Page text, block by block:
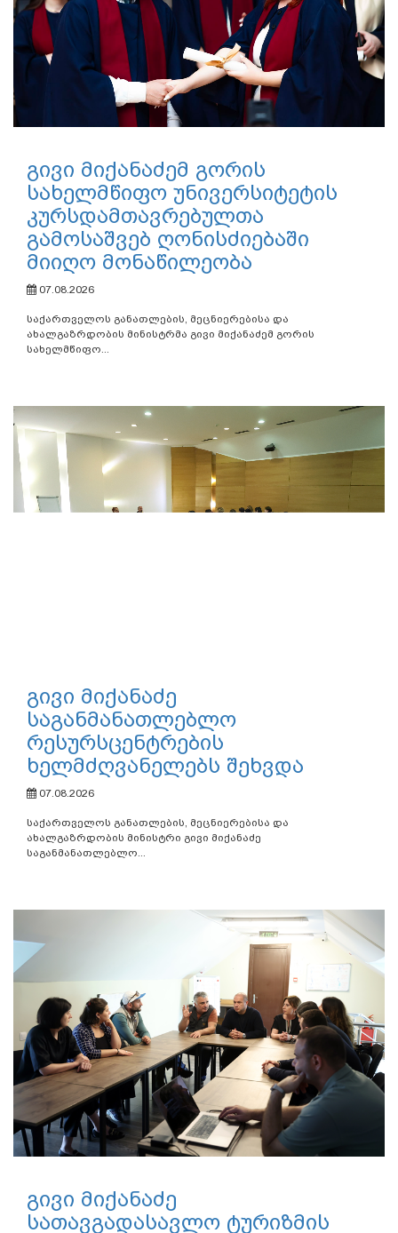
გივი მიქანაძემ გორის
სახელმწიფო უნივერსიტეტის
კურსდამთავრებულთა
გამოსაშვებ ღონისძიებაში
მიიღო მონაწილეობა
07.08.2026
საქართველოს განათლების, მეცნიერებისა და
ახალგაზრდობის მინისტრმა გივი მიქანაძემ გორის
სახელმწიფო...
გივი მიქანაძე
საგანმანათლებლო
რესურსცენტრების
ხელმძღვანელებს შეხვდა
07.08.2026
საქართველოს განათლების, მეცნიერებისა და
ახალგაზრდობის მინისტრი გივი მიქანაძე
საგანმანათლებლო...
გივი მიქანაძე
სათავგადასავლო ტურიზმის